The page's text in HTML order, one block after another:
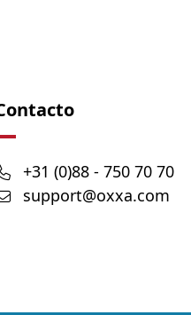
+31 (0)88 - 750 70 70
support@oxxa.com